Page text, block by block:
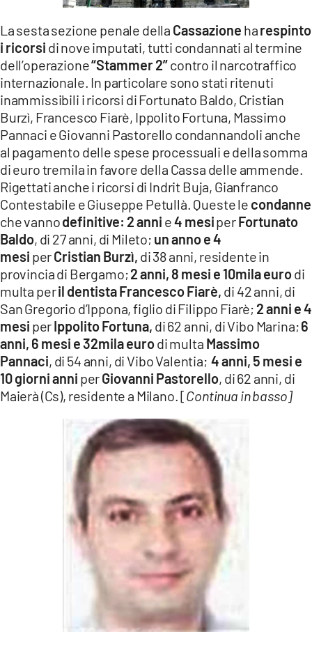
LACITYMAG.IT
ILREGGINO.IT
COSENZACHANNEL.IT
ILVIBONESE.IT
CATANZAROCHANNEL.IT
LACAPITALENEWS.IT
App
ANDROID
APPLE
La sesta sezione penale della Cassazione harespinto
i ricorsi di nove imputati, tutti condannati al termine
dell’operazione“Stammer 2”contro il narcotraffico
internazionale. In particolare sono stati ritenuti
inammissibili i ricorsi di Fortunato Baldo, Cristian
Burzì, Francesco Fiarè, Ippolito Fortuna, Massimo
Pannaci e Giovanni Pastorello condannandoli anche
al pagamento delle spese processuali e della somma
di euro tremila in favore della Cassa delle ammende.
Rigettati anche i ricorsi di Indrit Buja, Gianfranco
Contestabile e Giuseppe Petullà. Queste le condanne
che vannodefinitive: 2 anni e4 mesiperFortunato
Baldo, di 27 anni, di Mileto; un anno e 4
mesi perCristian Burzì, di 38 anni, residente in
provincia di Bergamo;2 anni, 8 mesi e 10mila eurodi
multa peril dentista Francesco Fiarè, di 42 anni, di
San Gregorio d’Ippona, figlio di Filippo Fiarè; 2 anni e 4
mesi perIppolito Fortuna, di 62 anni, di Vibo Marina;6
anni, 6 mesi e 32mila eurodi multa Massimo
Pannaci, di 54 anni, di Vibo Valentia;4 anni, 5 mesi e
10 giorni anni perGiovanni Pastorello, di 62 anni, di
Maierà (Cs), residente a Milano. [Continua in basso]